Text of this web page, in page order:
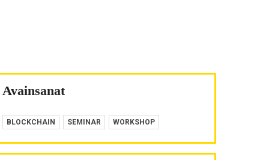
Avainsanat
BLOCKCHAIN SEMINAR WORKSHOP